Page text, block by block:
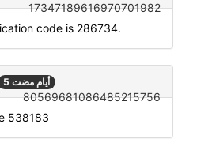
17347189616970701982
code is 286734.
5 أيام مضت
80569681086485215756
538183